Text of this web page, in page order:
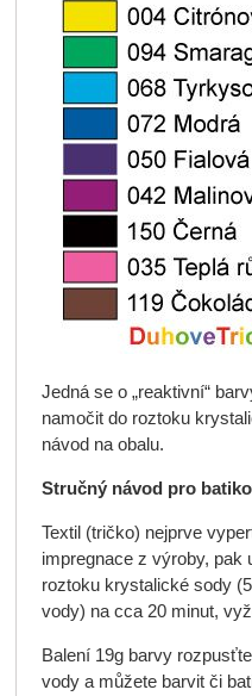
Jedná se o „reaktivní“
namočit do roztoku
návod na obalu.
Stručný návod pro
Textil (tričko) nejprve
impregnace z výroby, pak
roztoku krystalické sody
vody) na cca 20 minut,
Balení 19g barvy
vody a můžete barvit či